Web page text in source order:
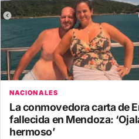
NACIONALES
La conmovedora carta de
fallecida en Mendoza:
hermoso’